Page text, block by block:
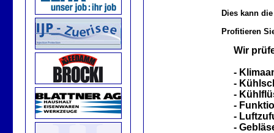
Dies kann
Profitieren
Wir
-
-
-
-
-
-